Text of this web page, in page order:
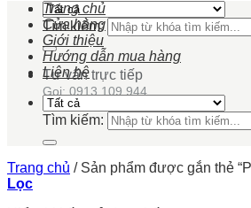
Tìm kiếm:
Tư vấn trực tiếp
Gọi: 0913 109 944
Trang chủ
Cửa hàng
Giới thiệu
Hướng dẫn mua hàng
Liên hệ
Tìm kiếm:
Trang chủ /Sản phẩm được gắn thẻ
Lọc